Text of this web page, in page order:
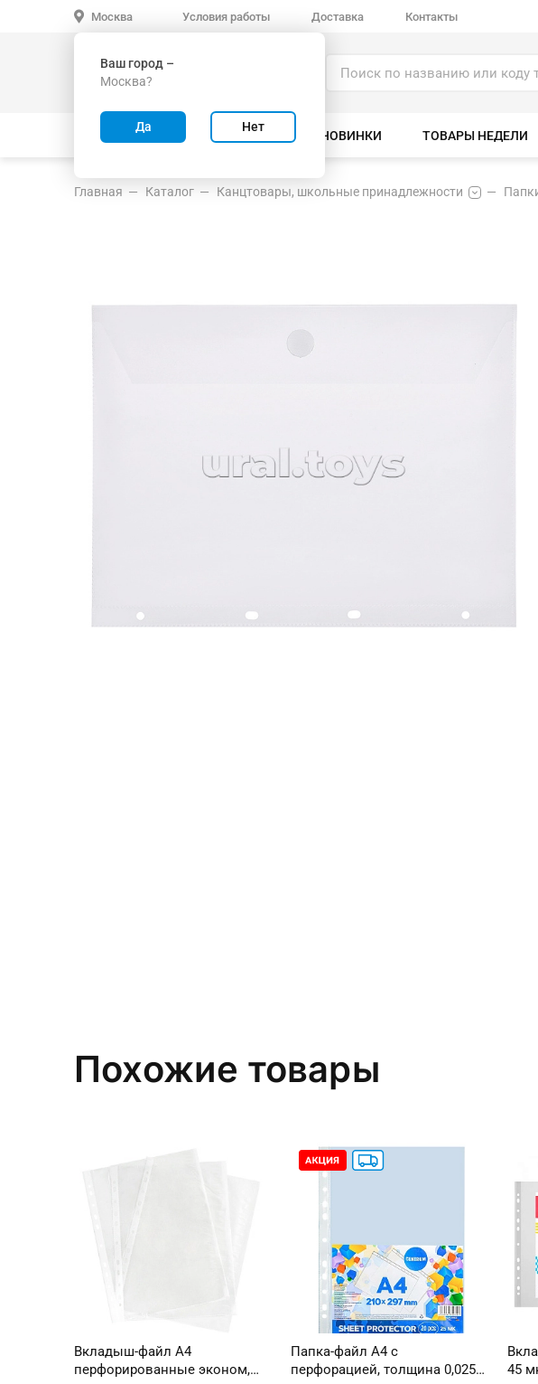
Москва
Ваш город –
Москва?
Да Нет
Условия работы Доставка Контакты
ВСЕ ТОВАРЫ ВЕЛОСИПЕДЫ НОВИНКИ ТОВАРЫ НЕДЕЛИ
Главная Каталог Канцтовары, школьные принадлежности
Похожие товары
Вкладыш-файл А4
перфорированные эконом,
Папка-файл А4 с
перфорацией, толщина 0,025
45